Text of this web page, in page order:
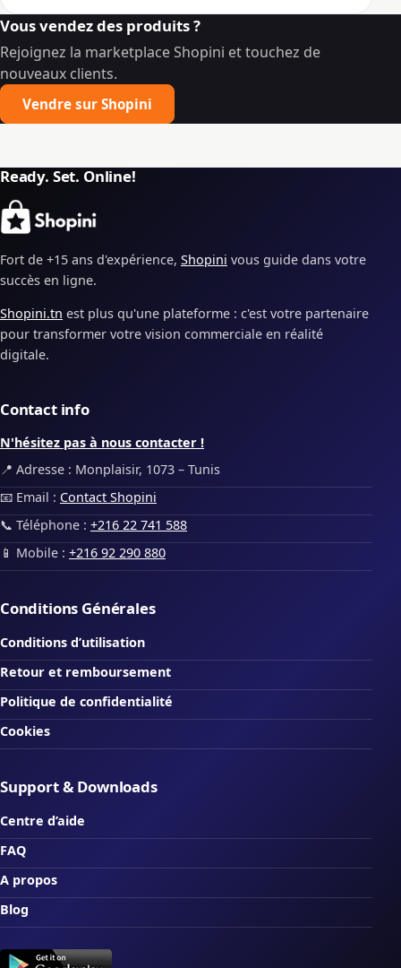
Vous vendez des produits ?
Rejoignez la marketplace Shopini et touchez de
nouveaux clients.
Vendre sur Shopini
Ready. Set. Online!
Fort de +15 ans d'expérience, Shopini vous guide dans votre
succès en ligne.
Shopini.tn est plus qu'une plateforme : c'est votre partenaire
pour transformer votre vision commerciale en réalité
digitale.
Contact info
N'hésitez pas à nous contacter !
📍 Adresse : Monplaisir, 1073 – Tunis
📧 Email : Contact Shopini
📞 Téléphone : +216 22 741 588
📱 Mobile : +216 92 290 880
Conditions Générales
Conditions d’utilisation
Retour et remboursement
Politique de confidentialité
Cookies
Support & Downloads
Centre d’aide
FAQ
A propos
Blog